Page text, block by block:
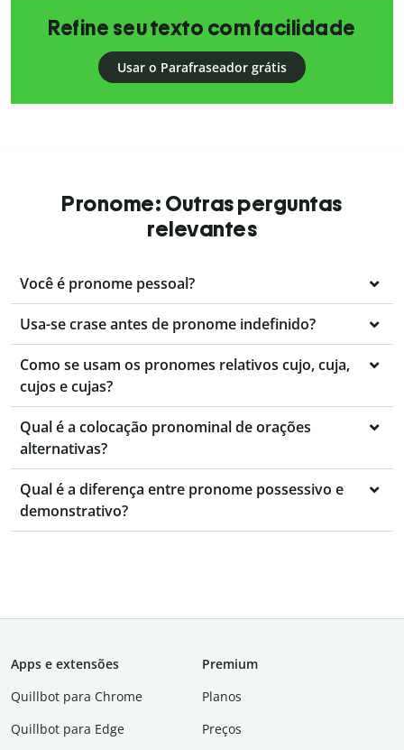
Refine seu texto com facilidade
Usar o Parafraseador grátis
Pronome: Outras perguntas
relevantes
Você é pronome pessoal?
Usa-se crase antes de pronome indefinido?
Como se usam os pronomes relativos cujo, cuja,
cujos e cujas?
Qual é a colocação pronominal de orações
alternativas?
Qual é a diferença entre pronome possessivo e
demonstrativo?
Apps e extensões
Quillbot para Chrome
Quillbot para Edge
Premium
Planos
Preços